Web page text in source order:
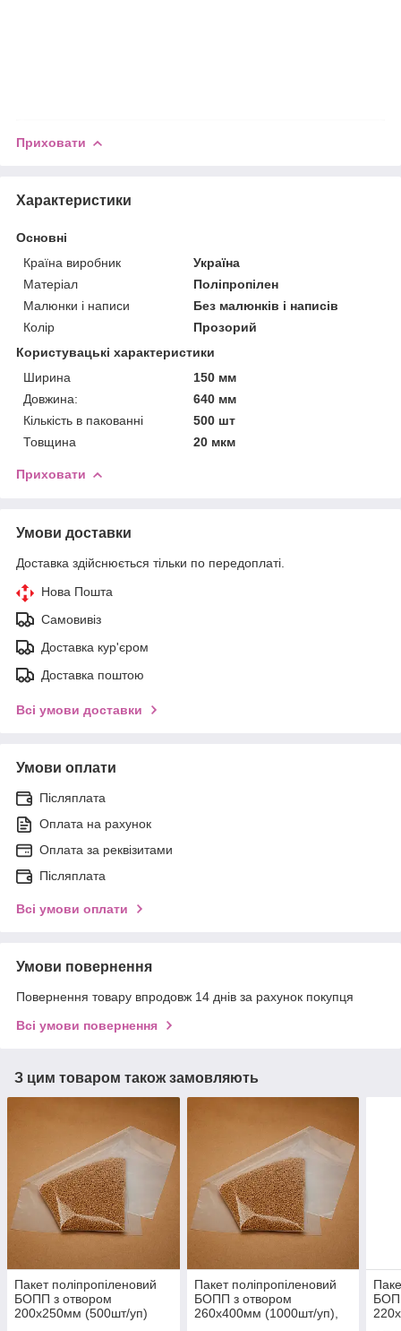
Приховати
Характеристики
Основні
Країна виробник
Україна
Матеріал
Поліпропілен
Малюнки і написи
Без малюнків і написів
Колір
Прозорий
Користувацькі характеристики
Ширина
150 мм
Довжина:
640 мм
Кількість в пакованні
500 шт
Товщина
20 мкм
Приховати
Умови доставки
Доставка здійснюється тільки по передоплаті.
Нова Пошта
Самовивіз
Доставка кур'єром
Доставка поштою
Всі умови доставки
Умови оплати
Післяплата
Оплата на рахунок
Оплата за реквізитами
Післяплата
Всі умови оплати
Умови повернення
Повернення товару впродовж 14 днів за рахунок покупця
Всі умови повернення
З цим товаром також замовляють
Пакет поліпропіленовий
БОПП з отвором
200х250мм (500шт/уп)
Пакет поліпропіленовий
БОПП з отвором
260х400мм (1000шт/уп),
для